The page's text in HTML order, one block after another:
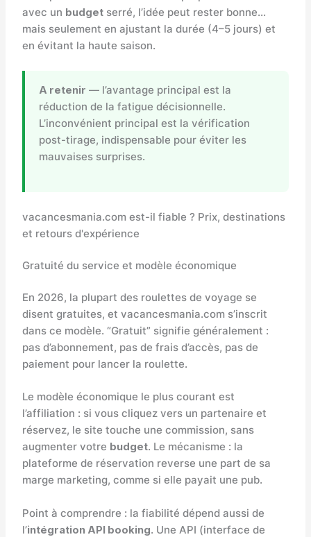
avec un budgetserré, l’idée peut rester bonne…
mais seulement en ajustant la durée (4–5 jours) et
en évitant la haute saison.
A retenir — l’avantage principal est la
réduction de la fatigue décisionnelle.
L’inconvénient principal est la vérification
post-tirage, indispensable pour éviter les
mauvaises surprises.
vacancesmania.com est-il fiable ? Prix, destinations
et retours d'expérience
Gratuité du service et modèle économique
En 2026, la plupart des roulettes de voyage se
disent gratuites, et vacancesmania.com s’inscrit
dans ce modèle. “Gratuit” signifie généralement :
pas d’abonnement, pas de frais d’accès, pas de
paiement pour lancer la roulette.
Le modèle économique le plus courant est
l’affiliation : si vous cliquez vers un partenaire et
réservez, le site touche une commission, sans
augmenter votre budget. Le mécanisme : la
plateforme de réservation reverse une part de sa
marge marketing, comme si elle payait une pub.
Point à comprendre : la fiabilité dépend aussi de
l’intégration API booking. Une API (interface de